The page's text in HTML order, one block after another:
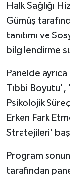
Halk Sağlığı
Gümüş
tanıtımı ve
bilgilendirme
Panelde ayrıca
Tıbbi Boyutu',
Psikolojik
Erken Fark
Stratejileri'
Program
tarafından